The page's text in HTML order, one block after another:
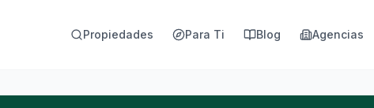
Propiedades Para Ti Blog Agencias